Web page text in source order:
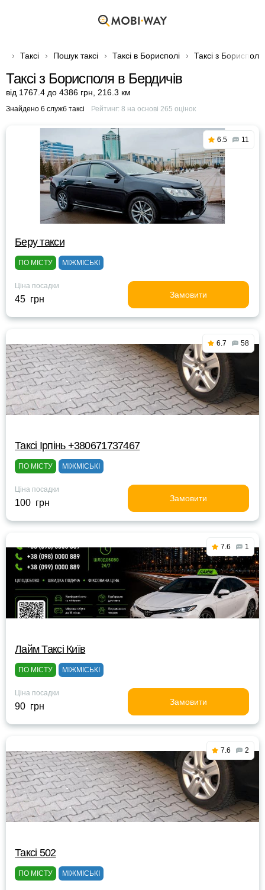
Таксі Пошук таксі Таксі в Борисполі Таксі з
Таксі з Борисполя в Бердичів
від 1767.4 до 4386 грн 216.3 км
Знайдено 6 служб таксі Рейтинг: 8 на основі 265 оцінок
6.5 11
Беру такси
ПО МІСТУ МІЖМІСЬКІ
Ціна посадки
45 грн Замовити
6.7 58
Таксі Ірпінь +380671737467
ПО МІСТУ МІЖМІСЬКІ
Ціна посадки
100 грн Замовити
7.6 1
Лайм Таксі Київ
ПО МІСТУ МІЖМІСЬКІ
Ціна посадки
90 грн Замовити
7.6 2
Таксі 502
ПО МІСТУ МІЖМІСЬКІ